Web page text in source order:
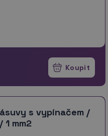
s vypínačem /
1 mm2